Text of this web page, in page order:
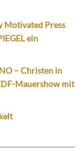
Motivated Press
ein
– Christen in
Mauershow mit